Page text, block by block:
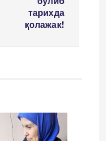
тарихда
қолажак!